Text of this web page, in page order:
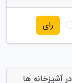
رای
ضروری در آشپزخانه ها